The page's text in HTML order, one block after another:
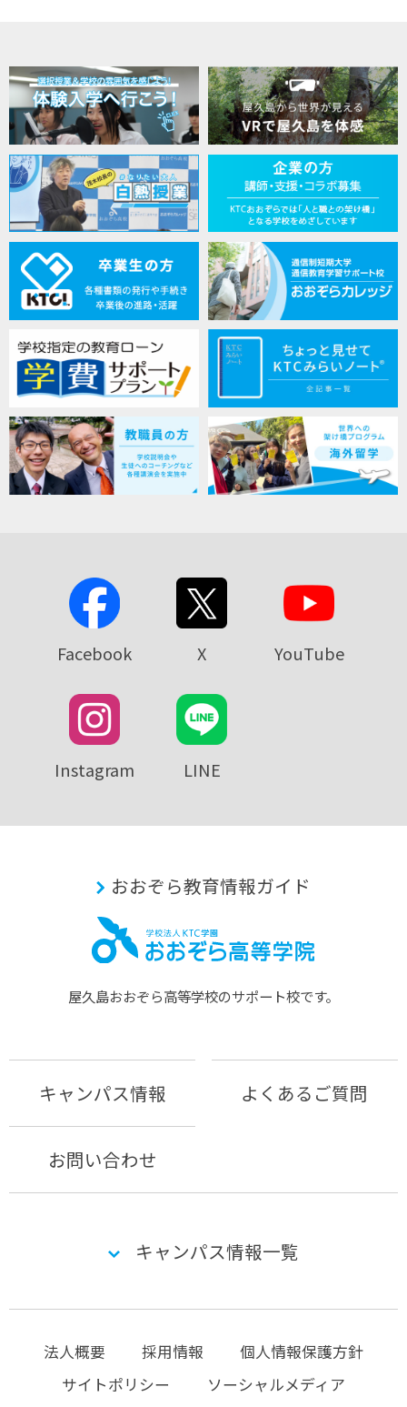
Facebook X YouTube
Instagram LINE
おおぞら教育情報ガイド
屋久島おおぞら⾼等学校のサポート校です。
キャンパス情報 よくあるご質問
お問い合わせ
キャンパス情報一覧
法人概要 採用情報
個人情報保護方針
サイトポリシー
ソーシャルメディア